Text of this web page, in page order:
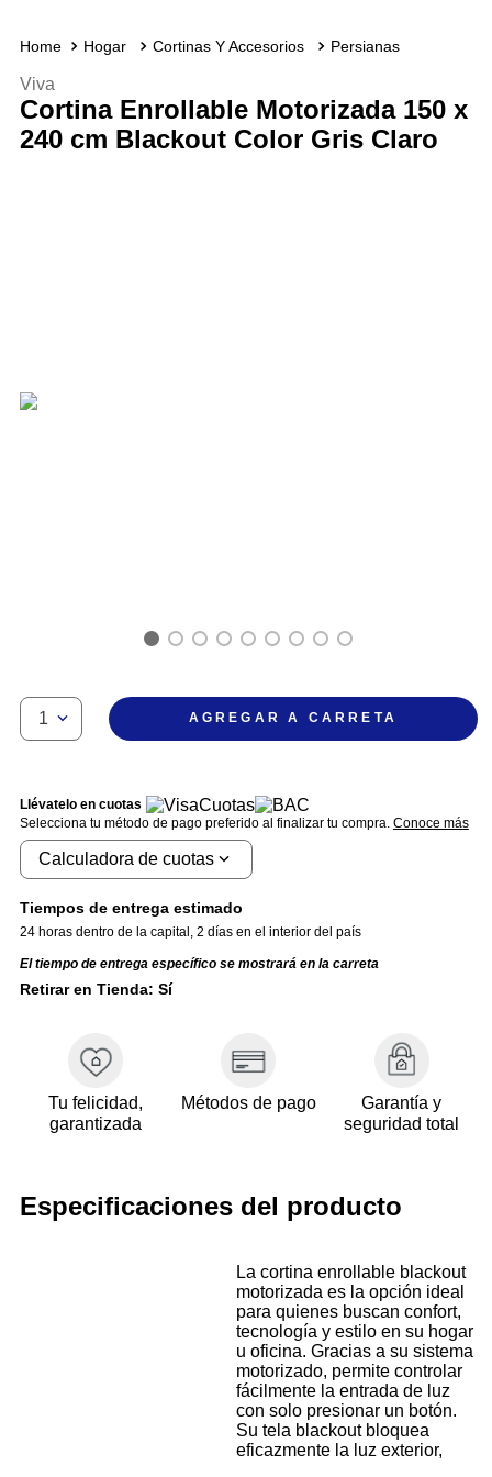
Hogar Cortinas Y Accesorios Persianas
Viva
Cortina Enrollable Motorizada 150 x
240 cm Blackout Color Gris Claro
1 AGREGAR A CARRETA
Llévatelo en cuotas
Selecciona tu método de pago preferido al finalizar tu compra. Conoce más
Calculadora de cuotas
Tiempos de entrega estimado
24 horas dentro de la capital 2 días en el interior del país
El tiempo de entrega específico se mostrará en la carreta
Retirar en Tienda: Sí
Tu felicidad,
garantizada
Métodos de pago
Garantía y
seguridad total
Especificaciones del producto
La cortina enrollable blackout
motorizada es la opción ideal
para quienes buscan confort,
tecnología y estilo en su hogar
u oficina. Gracias a su sistema
motorizado, permite controlar
fácilmente la entrada de luz
con solo presionar un botón.
Su tela blackout bloquea
eficazmente la luz exterior,